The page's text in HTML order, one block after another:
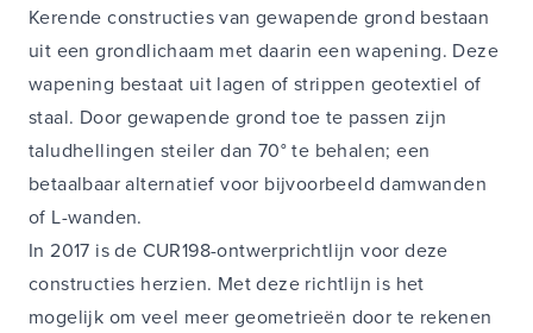
Kerende constructies van gewapende grond bestaan
uit een grondlichaam met daarin een wapening. Deze
wapening bestaat uit lagen of strippen geotextiel of
staal. Door gewapende grond toe te passen zijn
taludhellingen steiler dan 70° te behalen; een
betaalbaar alternatief voor bijvoorbeeld damwanden
of L-wanden.
In 2017 is de CUR198-ontwerprichtlijn voor deze
constructies herzien. Met deze richtlijn is het
mogelijk om veel meer geometrieën door te rekenen